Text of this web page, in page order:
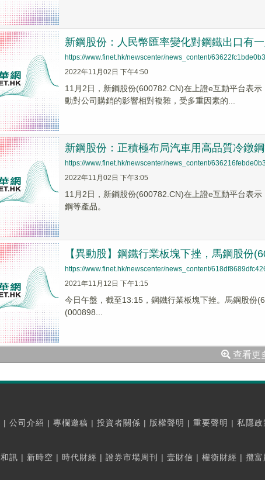
新鋼股份：人民幣匯率變化對鋼鐵出口有
https://www.finet.hk/newscenter/news_content/
2022年11月02日 下午4:50
11月2日，新鋼股份(600782.CN)在上證e互動平台表
動對公司購銷的影響相對複雜，受多重因素的...
新鋼股份：正積極布局汽車用高品質冷鐓
https://www.finet.hk/newscenter/news_content/
2022年11月02日 下午3:05
11月2日，新鋼股份(600782.CN)在上證e互動平台表
鋼等產品。
【異動股】鋼鐵行業板塊下挫，馬鋼股份
https://www.finet.hk/newscenter/news_content/
2021年11月12日 下午1:15
今日午盤，截至13:15，鋼鐵行業板塊下挫。馬鋼股份
(000898...
查看更
| 公司介紹 | 專欄邀稿 | 投資者關係 | 版權聲明 | 重要聲明 | 私隱政
和訊 | 新時空 | 時代財經 | 證券市場周刊 | 壹財信 | 權衡財經 | 攬富